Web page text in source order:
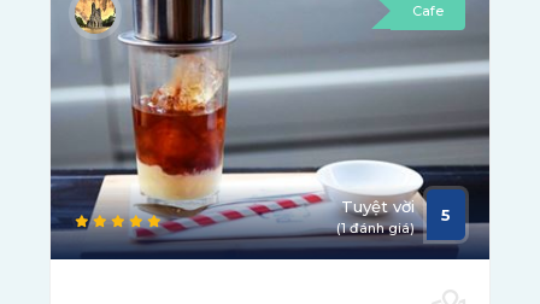
Cafe
Tuyệt vời
(1 đánh giá)
5